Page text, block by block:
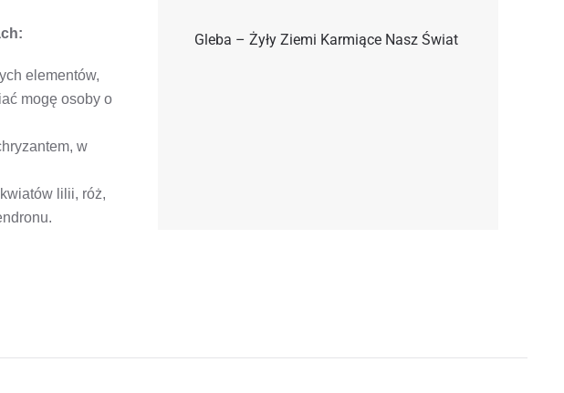
elementów,
mogę osoby o
w
lilii, róż,
Gleba – Żyły Ziemi Karmiące Nasz Świat